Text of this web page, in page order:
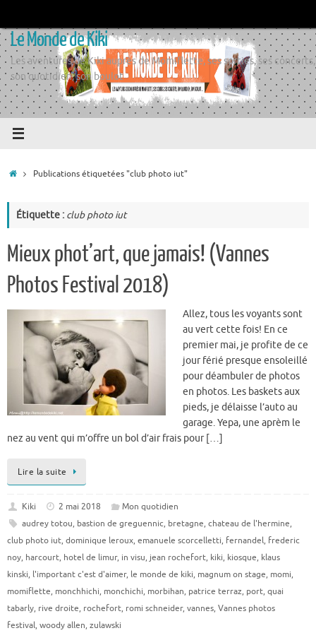
contenu
Le Monde de Kiki
Les aventures de Kiki auprès de Momiflette, ses sorties, ses concerts,
son quotidien, son boulot
AccueilPublications étiquetées "club photo iut"
Étiquette : club photo iut
Mieux phot’art, que jamais! (Vannes
Photos Festival 2018)
Allez, tous les voyants sont
au vert cette fois! En ce
premier mai, je profite de ce
jour férié presque ensoleillé
pour déambuler de photos
en photos. Les baskets aux
pieds, je délaisse l’auto au
garage. Yepa, une aprèm le
nez au vent qui m’offre un bol d’air frais pour […]
Lire la suite
Kiki 2 mai 2018
Mon quotidien
audrey totou, bastion de greguennic, bretagne, chateau de l'hermine,
club photo iut, dominique leroux, emanuele scorcelletti, fernandel, frederic
noy, harcourt, hotel de limur, in visu, jean rochefort, kiki, kiosque, klaus
kinski, l'important c'est d'aimer, le monde de kiki, magnum on stage, momi,
momiflette, monchhichi, monchichi, morbihan, patrice terraz, port, quai
tabarly, rive droite, rochefort, romi schneider, vannes, Vannes photos
festival, woody allen, zulawski